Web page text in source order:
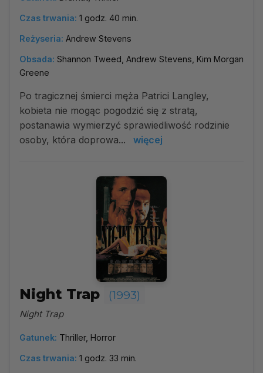
Czas trwania: 1 godz. 40 min.
Reżyseria: Andrew Stevens
Obsada: Shannon Tweed, Andrew Stevens, Kim Morgan
Greene
Po tragicznej śmierci męża Patrici Langley,
kobieta nie mogąc pogodzić się z stratą,
postanawia wymierzyć sprawiedliwość rodzinie
osoby, która doprowa...
więcej
Night Trap (1993)
Night Trap
Gatunek: Thriller, Horror
Czas trwania: 1 godz. 33 min.